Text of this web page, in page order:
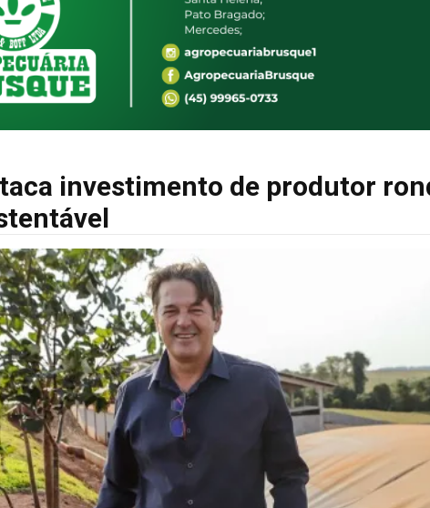
investimento de produtor